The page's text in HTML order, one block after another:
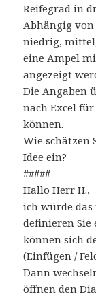
Reifegrad in
Abhängig von
niedrig,
eine Ampel
angezeigt
Die Angaben
nach Excel
können.
Wie schätzen
Idee ein?
#####
Hallo Herr H.,
ich würde
definieren Sie
können sich
(Einfügen /
Dann
öffnen den